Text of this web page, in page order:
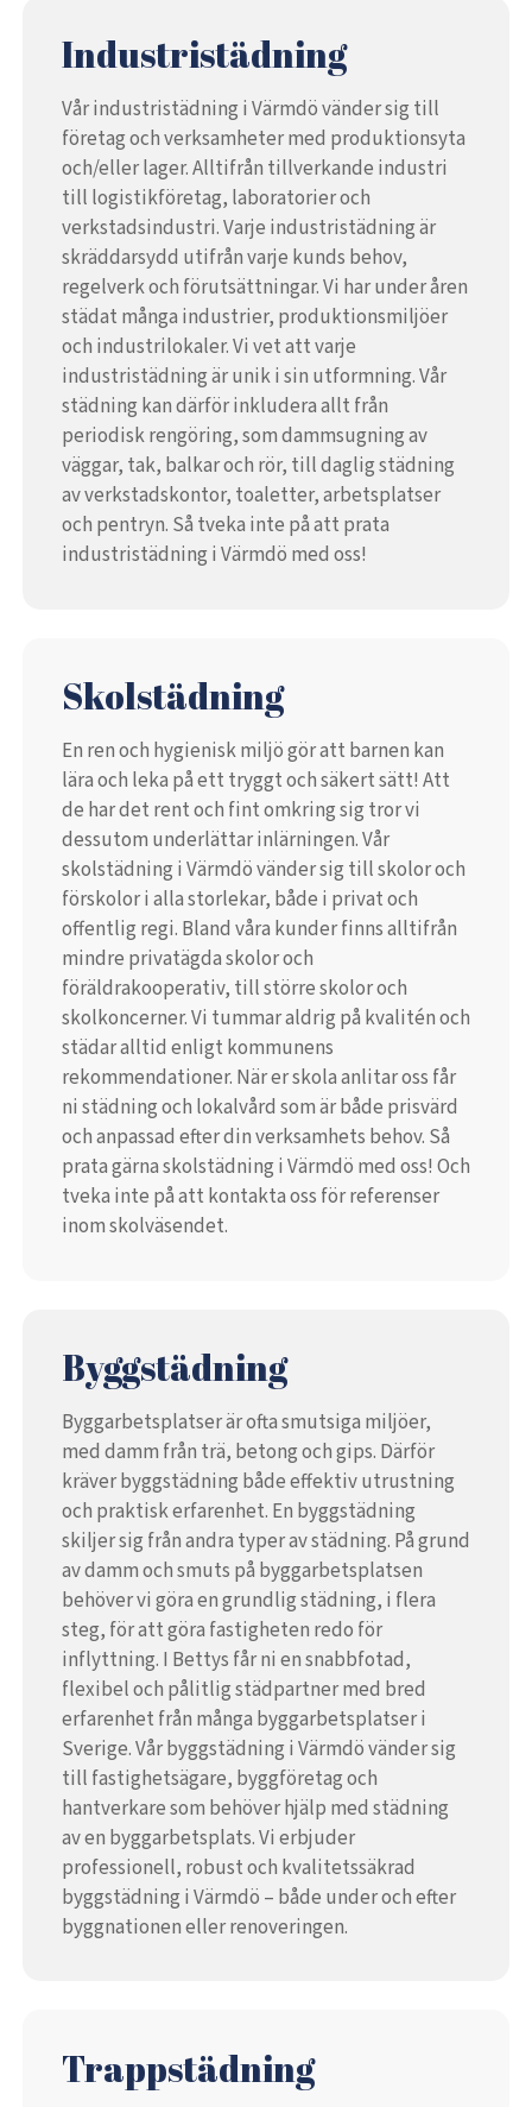
Industristädning
Vår industristädning i Värmdö vänder sig till
företag och verksamheter med produktionsyta
och/eller lager. Alltifrån tillverkande industri
till logistikföretag, laboratorier och
verkstadsindustri. Varje industristädning är
skräddarsydd utifrån varje kunds behov,
regelverk och förutsättningar. Vi har under åren
städat många industrier, produktionsmiljöer
och industrilokaler. Vi vet att varje
industristädning är unik i sin utformning. Vår
städning kan därför inkludera allt från
periodisk rengöring, som dammsugning av
väggar, tak, balkar och rör, till daglig städning
av verkstadskontor, toaletter, arbetsplatser
och pentryn. Så tveka inte på att prata
industristädning i Värmdö med oss!
Skolstädning
En ren och hygienisk miljö gör att barnen kan
lära och leka på ett tryggt och säkert sätt! Att
de har det rent och fint omkring sig tror vi
dessutom underlättar inlärningen. Vår
skolstädning i Värmdö vänder sig till skolor och
förskolor i alla storlekar, både i privat och
offentlig regi. Bland våra kunder finns alltifrån
mindre privatägda skolor och
föräldrakooperativ, till större skolor och
skolkoncerner. Vi tummar aldrig på kvalitén och
städar alltid enligt kommunens
rekommendationer. När er skola anlitar oss får
ni städning och lokalvård som är både prisvärd
och anpassad efter din verksamhets behov. Så
prata gärna skolstädning i Värmdö med oss! Och
tveka inte på att kontakta oss för referenser
inom skolväsendet.
Byggstädning
Byggarbetsplatser är ofta smutsiga miljöer,
med damm från trä, betong och gips. Därför
kräver byggstädning både effektiv utrustning
och praktisk erfarenhet. En byggstädning
skiljer sig från andra typer av städning. På grund
av damm och smuts på byggarbetsplatsen
behöver vi göra en grundlig städning, i flera
steg, för att göra fastigheten redo för
inflyttning. I Bettys får ni en snabbfotad,
flexibel och pålitlig städpartner med bred
erfarenhet från många byggarbetsplatser i
Sverige. Vår byggstädning i Värmdö vänder sig
till fastighetsägare, byggföretag och
hantverkare som behöver hjälp med städning
av en byggarbetsplats. Vi erbjuder
professionell, robust och kvalitetssäkrad
byggstädning i Värmdö – både under och efter
byggnationen eller renoveringen.
Trappstädning